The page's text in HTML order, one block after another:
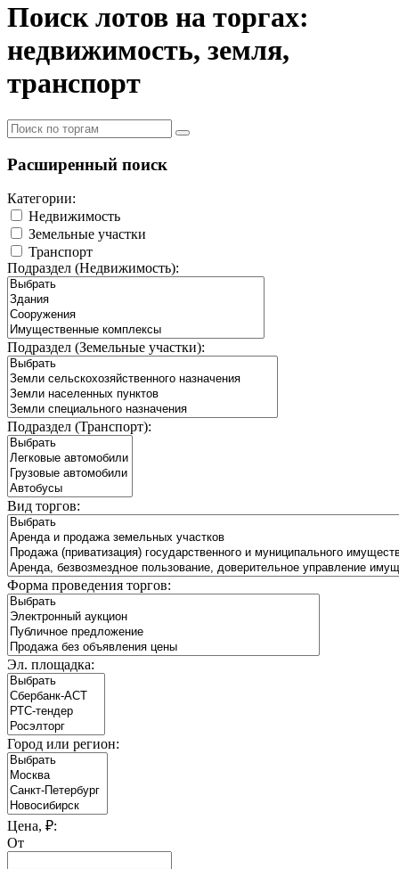
Поиск лотов на торгах:
недвижимость, земля,
транспорт
Расширенный поиск
Категории:
Недвижимость
Земельные участки
Транспорт
Подраздел (Недвижимость):
Подраздел (Земельные участки):
Подраздел (Транспорт):
Вид торгов:
Форма проведения торгов:
Эл. площадка:
Город или регион:
Цена, ₽:
От